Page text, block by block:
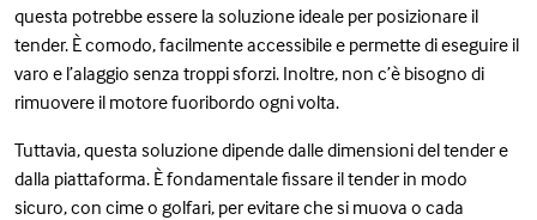
questa potrebbe essere la soluzione ideale per posizionare il
tender. È comodo, facilmente accessibile e permette di eseguire il
varo e l’alaggio senza troppi sforzi. Inoltre, non c’è bisogno di
rimuovere il motore fuoribordo ogni volta.
Tuttavia, questa soluzione dipende dalle dimensioni del tender e
dalla piattaforma. È fondamentale fissare il tender in modo
sicuro, con cime o golfari, per evitare che si muova o cada